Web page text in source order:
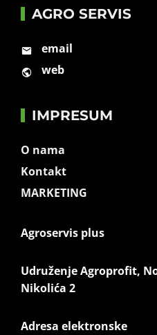
AGRO SERVIS
email
web
IMPRESUM
O nama
Kontakt
MARKETING
Agroservis plus
Udruženje Agroprofit,
Nikolića 2
Adresa elektronske